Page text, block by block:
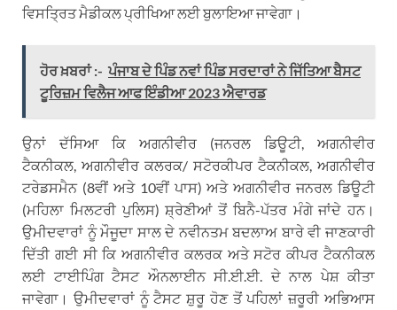
ਵਿਸਤ੍ਰਿਤ ਮੈਡੀਕਲ ਪ੍ਰੀਖਿਆ ਲਈ ਬੁਲਾਇਆ ਜਾਵੇਗਾ।
ਹੋਰ ਖ਼ਬਰਾਂ :- ਪੰਜਾਬ ਦੇ ਪਿੰਡ ਨਵਾਂ ਪਿੰਡ ਸਰਦਾਰਾਂ ਨੇ ਜਿੱਤਿਆ ਬੈਸਟ
ਟੂਰਿਜ਼ਮ ਵਿਲੈਜ ਆਫ ਇੰਡੀਆ 2023 ਐਵਾਰਡ
ਉਨਾਂ ਦੱਸਿਆ ਕਿ ਅਗਨੀਵੀਰ (ਜਨਰਲ ਡਿਊਟੀ, ਅਗਨੀਵੀਰ
ਟੈਕਨੀਕਲ, ਅਗਨੀਵੀਰ ਕਲਰਕ/ ਸਟੋਰਕੀਪਰ ਟੈਕਨੀਕਲ, ਅਗਨੀਵੀਰ
ਟਰੇਡਸਮੈਨ (8ਵੀਂ ਅਤੇ 10ਵੀਂ ਪਾਸ) ਅਤੇ ਅਗਨੀਵੀਰ ਜਨਰਲ ਡਿਊਟੀ
(ਮਹਿਲਾ ਮਿਲਟਰੀ ਪੁਲਿਸ) ਸ਼੍ਰੇਣੀਆਂ ਤੋਂ ਬਿਨੈ-ਪੱਤਰ ਮੰਗੇ ਜਾਂਦੇ ਹਨ।
ਉਮੀਦਵਾਰਾਂ ਨੂੰ ਮੌਜੂਦਾ ਸਾਲ ਦੇ ਨਵੀਨਤਮ ਬਦਲਾਅ ਬਾਰੇ ਵੀ ਜਾਣਕਾਰੀ
ਦਿੱਤੀ ਗਈ ਸੀ ਕਿ ਅਗਨੀਵੀਰ ਕਲਰਕ ਅਤੇ ਸਟੋਰ ਕੀਪਰ ਟੈਕਨੀਕਲ
ਲਈ ਟਾਈਪਿੰਗ ਟੈਸਟ ਔਨਲਾਈਨ ਸੀ.ਈ.ਈ. ਦੇ ਨਾਲ ਪੇਸ਼ ਕੀਤਾ
ਜਾਵੇਗਾ। ਉਮੀਦਵਾਰਾਂ ਨੂੰ ਟੈਸਟ ਸ਼ੁਰੂ ਹੋਣ ਤੋਂ ਪਹਿਲਾਂ ਜ਼ਰੂਰੀ ਅਭਿਆਸ